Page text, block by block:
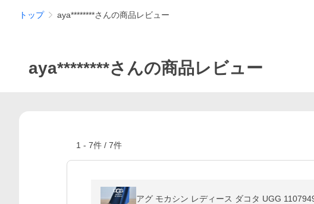
トップ aya********さんの商品レビュー
aya********さんの商品レビュー
1 - 7件 / 7件
アグ モカシン レディース ダコタ UGG